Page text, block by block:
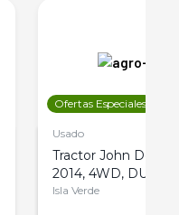
Ofertas Especiales
Usado
Tractor John Deere
2014, 4WD, DUAL
Isla Verde